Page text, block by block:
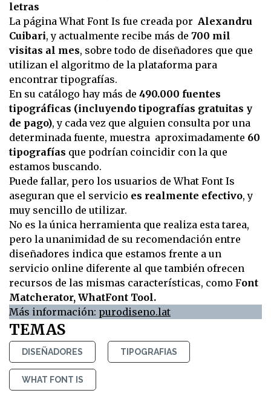
letras
La página What Font Is fue creada por Alexandru
Cuibari, y actualmente recibe más de 700 mil
visitas al mes, sobre todo de diseñadores que que
utilizan el algoritmo de la plataforma para
encontrar tipografías.
En su catálogo hay más de 490.000 fuentes
tipográficas (incluyendo tipografías gratuitas y
de pago), y cada vez que alguien consulta por una
determinada fuente, muestra aproximadamente 60
tipografías que podrían coincidir con la que
estamos buscando.
Puede fallar, pero los usuarios de What Font Is
aseguran que el servicio es realmente efectivo, y
muy sencillo de utilizar.
No es la única herramienta que realiza esta tarea,
pero la unanimidad de su recomendación entre
diseñadores indica que estamos frente a un
servicio online diferente al que también ofrecen
recursos de las mismas características, como Font
Matcherator, WhatFont Tool.
Más información: purodiseno.lat
TEMAS
DISEÑADORES TIPOGRAFIAS
WHAT FONT IS